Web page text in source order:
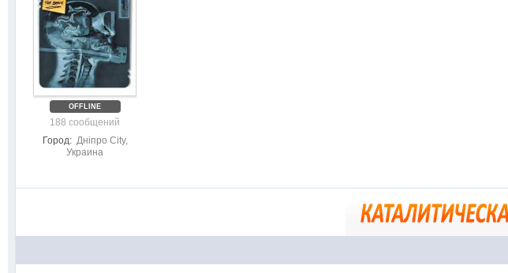
OFFLINE
188 сообщений
Город: Днiпро City,
Украина